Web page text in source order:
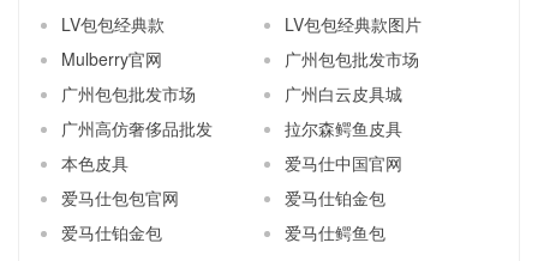
LV包包经典款
LV包包经典款图片
Mulberry官网
广州包包批发市场
广州包包批发市场
广州白云皮具城
广州高仿奢侈品批发
拉尔森鳄鱼皮具
本色皮具
爱马仕中国官网
爱马仕包包官网
爱马仕铂金包
爱马仕铂金包
爱马仕鳄鱼包